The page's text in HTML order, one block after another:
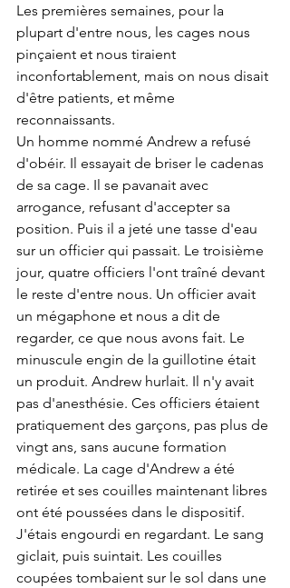
Les premières semaines, pour la
plupart d'entre nous, les cages nous
pinçaient et nous tiraient
inconfortablement, mais on nous disait
d'être patients, et même
reconnaissants.
Un homme nommé Andrew a refusé
d'obéir. Il essayait de briser le cadenas
de sa cage. Il se pavanait avec
arrogance, refusant d'accepter sa
position. Puis il a jeté une tasse d'eau
sur un officier qui passait. Le troisième
jour, quatre officiers l'ont traîné devant
le reste d'entre nous. Un officier avait
un mégaphone et nous a dit de
regarder, ce que nous avons fait. Le
minuscule engin de la guillotine était
un produit. Andrew hurlait. Il n'y avait
pas d'anesthésie. Ces officiers étaient
pratiquement des garçons, pas plus de
vingt ans, sans aucune formation
médicale. La cage d'Andrew a été
retirée et ses couilles maintenant libres
ont été poussées dans le dispositif.
J'étais engourdi en regardant. Le sang
giclait, puis suintait. Les couilles
coupées tombaient sur le sol dans une